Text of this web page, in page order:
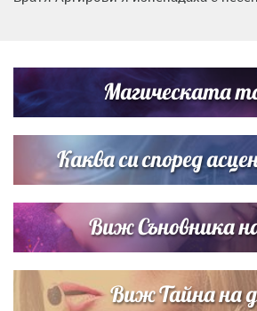
Списъкът е ясен: Джей Ло и Риана
сватбата на Роналдо
Магическата
Каква си според
Виж Съновника
Виж Тайна на